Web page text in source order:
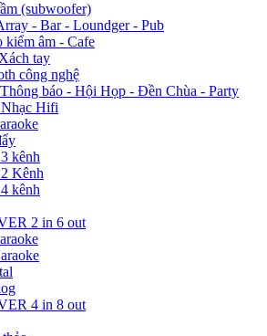
(subwoofer)
- Bar - Loundger - Pub
kiểm âm - Cafe
tay
công nghệ
báo - Hội Họp - Đền Chùa - Party
Hifi
kênh
Kênh
kênh
2 in 6 out
4 in 8 out